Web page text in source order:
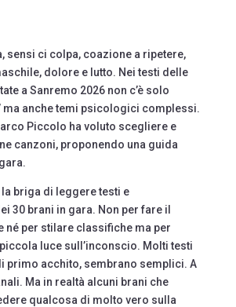
sensi ci colpa, coazione a ripetere,
dolore e lutto. Nei testi delle
a Sanremo 2026 non c’è solo
ma anche temi psicologici complessi.
Piccolo ha voluto scegliere e
canzoni, proponendo una guida
briga di leggere testi e
30 brani in gara. Non per fare il
né per stilare classifiche ma per
luce sull’inconscio. Molti testi
primo acchito, sembrano semplici. A
Ma in realtà alcuni brani che
qualcosa di molto vero sulla